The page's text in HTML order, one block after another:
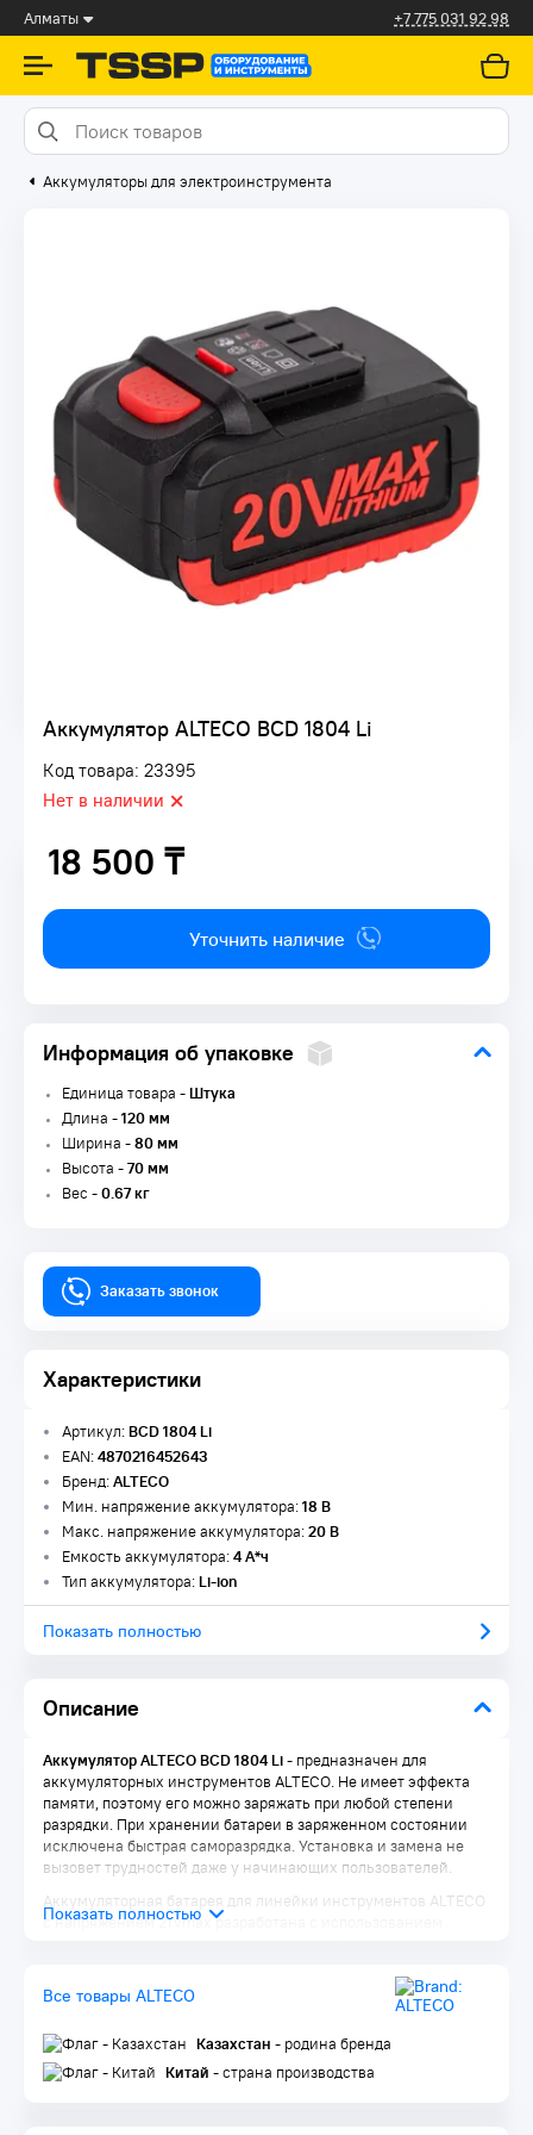
Алматы +7 775 031 92 98
Аккумуляторы для электроинструмента
Аккумулятор ALTECO BCD 1804 Li
Код товара: 23395
Нет в наличии
18 500 ₸
18 500 ₸
Уточнить наличие
Информация об упаковке
Единица товара -Штука
Длина -120 мм
Ширина -80 мм
Высота -70 мм
Вес -0.67 кг
Заказать звонок
Характеристики
Описание
Артикул:BCD 1804 Li
EAN:4870216452643
Бренд:ALTECO
Мин. напряжение аккумулятора:18 В
Макс. напряжение аккумулятора:20 В
Емкость аккумулятора:4 А*ч
Тип аккумулятора:Li-ion
Показать полностью
Аккумулятор ALTECO BCD 1804 Li- предназначен для
аккумуляторных инструментов ALTECO. Не имеет эффекта
памяти, поэтому его можно заряжать при любой степени
разрядки. При хранении батареи в заряженном состоянии
исключена быстрая саморазрядка. Установка и замена не
вызовет трудностей даже у начинающих пользователей.
Аккумуляторная батарея для линейки инструментов ALTECO
с напряжением 21Vmax разработана с использованием
при экстремальных условиях эксплуатации.
Защита от полного разряда:инструмент автоматически
отключится при критически низком уровне заряда,
Все товары ALTECO
Казахстан - родина бренда
Китай - страна производства